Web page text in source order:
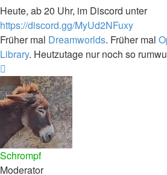
Heute, ab 20 Uhr, im Discord unter
https://discord.gg/MyUd2NFuxy
Früher mal Dreamworlds. Früher mal
Library. Heutzutage nur noch so
oben
Schrompf
Moderator